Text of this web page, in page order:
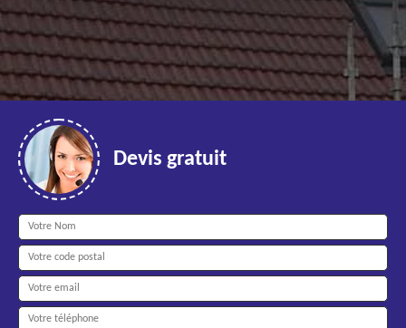
Devis gratuit